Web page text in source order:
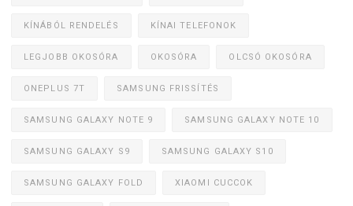
KÍNÁBÓL RENDELÉS KÍNAI TELEFONOK
LEGJOBB OKOSÓRA OKOSÓRA OLCSÓ OKOSÓRA
ONEPLUS 7T SAMSUNG FRISSÍTÉS
SAMSUNG GALAXY NOTE 9 SAMSUNG GALAXY NOTE 10
SAMSUNG GALAXY S9 SAMSUNG GALAXY S10
SAMSUNG GALAXY FOLD XIAOMI CUCCOK